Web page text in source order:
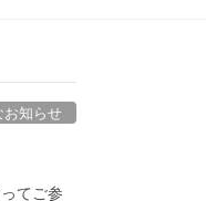
お知らせ
てご参